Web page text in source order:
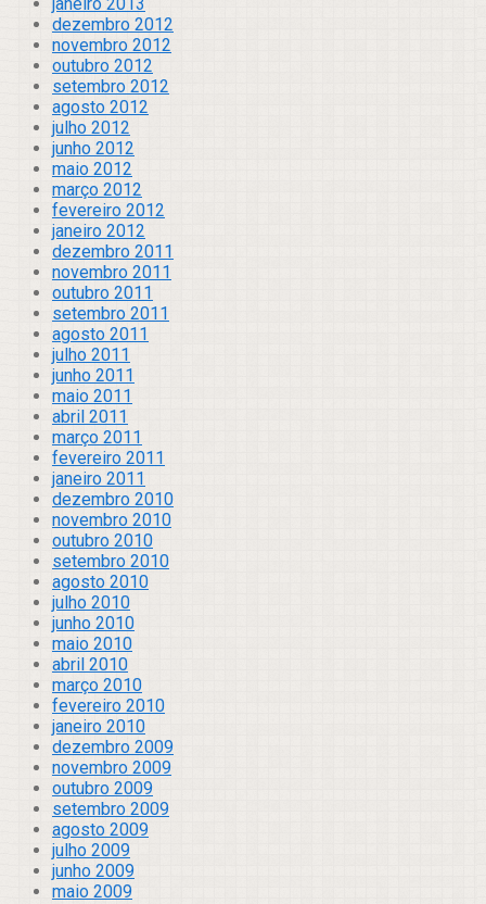
dezembro 2012
novembro 2012
outubro 2012
setembro 2012
agosto 2012
julho 2012
junho 2012
maio 2012
março 2012
fevereiro 2012
janeiro 2012
dezembro 2011
novembro 2011
outubro 2011
setembro 2011
agosto 2011
julho 2011
junho 2011
maio 2011
abril 2011
março 2011
fevereiro 2011
janeiro 2011
dezembro 2010
novembro 2010
outubro 2010
setembro 2010
agosto 2010
julho 2010
junho 2010
maio 2010
abril 2010
março 2010
fevereiro 2010
janeiro 2010
dezembro 2009
novembro 2009
outubro 2009
setembro 2009
agosto 2009
julho 2009
junho 2009
maio 2009